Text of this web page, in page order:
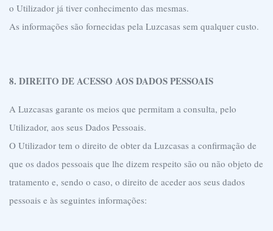
o Utilizador já tiver conhecimento das mesmas.
As informações são fornecidas pela Luzcasas sem qualquer custo.
8. DIREITO DE ACESSO AOS DADOS PESSOAIS
A Luzcasas garante os meios que permitam a consulta, pelo
Utilizador, aos seus Dados Pessoais.
O Utilizador tem o direito de obter da Luzcasas a confirmação de
que os dados pessoais que lhe dizem respeito são ou não objeto de
tratamento e, sendo o caso, o direito de aceder aos seus dados
pessoais e às seguintes informações: